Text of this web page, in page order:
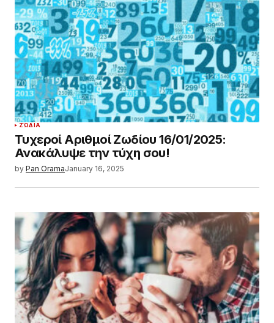
ΖΏΔΙΑ
Τυχεροί Αριθμοί Ζωδίου 16/01/2025:
Ανακάλυψε την τύχη σου!
by Pan OramaJanuary 16, 2025